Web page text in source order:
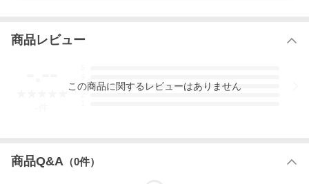
商品レビュー
3
この商品に関するレビューはありません
商品Q&A （0件）